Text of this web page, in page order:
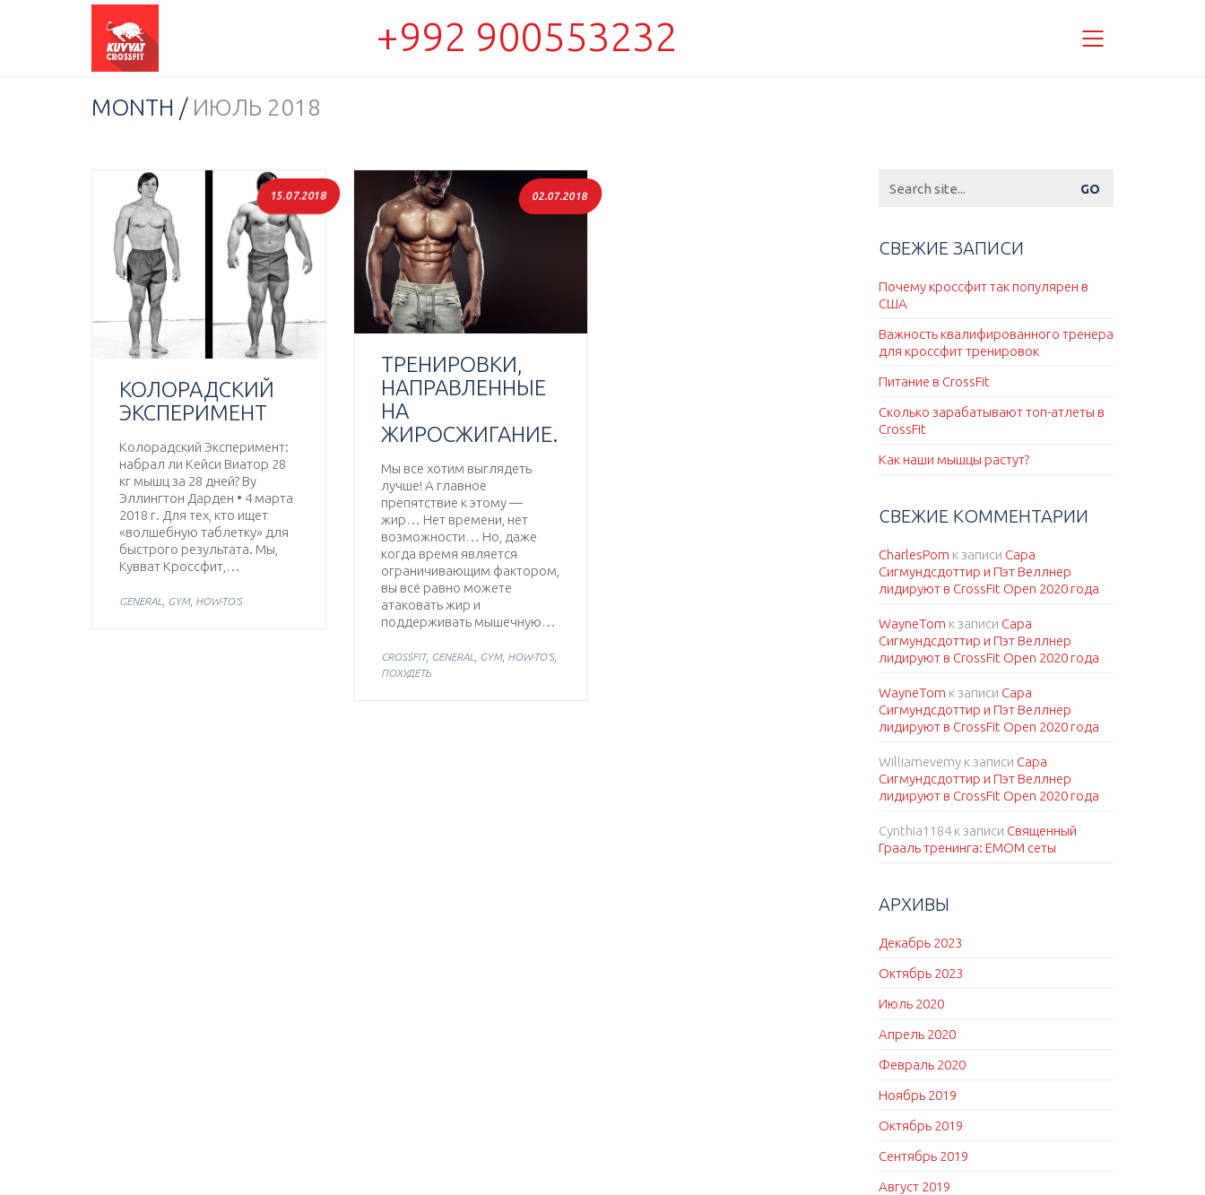
+992 900553232
MONTH / ИЮЛЬ 2018
КОЛОРАДСКИЙ
ЭКСПЕРИМЕНТ
Колорадский Эксперимент:
набрал ли Кейси Виатор 28
кг мышц за 28 дней? By
Эллингтон Дарден • 4 марта
2018 г. Для тех, кто ищет
«волшебную таблетку» для
быстрого результата. Мы,
Кувват Кроссфит,…
15.07.2018
GENERAL GYM, HOW-TO'S
ТРЕНИРОВКИ,
НАПРАВЛЕННЫЕ
НА
ЖИРОСЖИГАНИЕ.
Мы все хотим выглядеть
лучше! А главное
препятствие к этому —
жир… Нет времени, нет
возможности… Но, даже
когда время является
ограничивающим фактором,
вы всё равно можете
атаковать жир и
поддерживать мышечную…
02.07.2018
CROSSFIT, GENERAL , GYM, HOW-TO'S,
ПОХУДЕТЬ
for:
СВЕЖИЕ ЗАПИСИ
Почему кроссфит так популярен в
США
Важность квалифированного тренера
для кроссфит тренировок
Питание в CrossFit
Сколько зарабатывают топ-атлеты в
CrossFit
Как наши мышцы растут?
СВЕЖИЕ КОММЕНТАРИИ
CharlesPom к записи Сара
Сигмундсдоттир и Пэт Веллнер
лидируют в CrossFit Open 2020 года
WayneTom к записи Сара
Сигмундсдоттир и Пэт Веллнер
лидируют в CrossFit Open 2020 года
WayneTom к записи Сара
Сигмундсдоттир и Пэт Веллнер
лидируют в CrossFit Open 2020 года
Williamevemyк записи Сара
Сигмундсдоттир и Пэт Веллнер
лидируют в CrossFit Open 2020 года
Cynthia1184к записи Священный
Грааль тренинга: EMOM сеты
АРХИВЫ
Декабрь 2023
Октябрь 2023
Июль 2020
Апрель 2020
Февраль 2020
Ноябрь 2019
Октябрь 2019
Сентябрь 2019
Август 2019